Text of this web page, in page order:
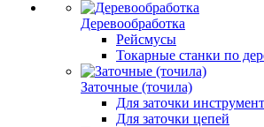
Деревообработка
Рейсмусы
Токарные станки по
Заточные (точила)
Для заточки
Для заточки цепей